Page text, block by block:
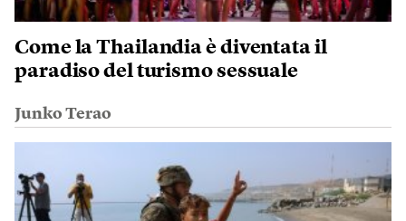
Come la Thailandia è diventata il
paradiso del turismo sessuale
Junko Terao